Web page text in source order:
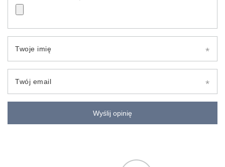
Twoje imię
Twój email
Wyślij opinię